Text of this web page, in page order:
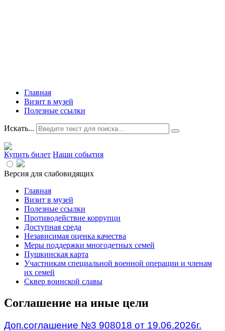
Главная
Визит в музей
Полезные ссылки
Искать...
Купить билет Наши события
Версия для слабовидящих
Главная
Визит в музей
Полезные ссылки
Противодействие коррупци
Доступная среда
Независимая оценка качества
Меры поддержки многодетных семей
Пушкинская карта
Участникам специальной военной операции и членам
их семей
Сквер воинской славы
Соглашение на иные цели
Доп.соглашение №3 908018 от 19.06.2026г.